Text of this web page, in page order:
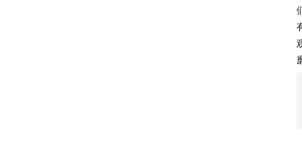
平台
和《